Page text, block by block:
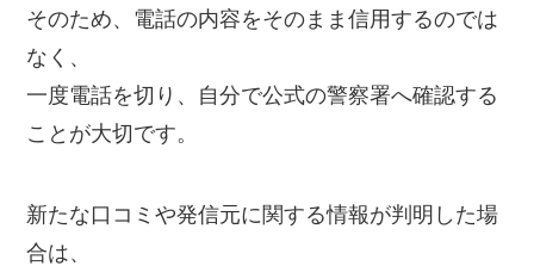
そのため、電話の内容をそのまま信用するのでは
なく、
一度電話を切り、自分で公式の警察署へ確認する
ことが大切です。
新たな口コミや発信元に関する情報が判明した場
合は、